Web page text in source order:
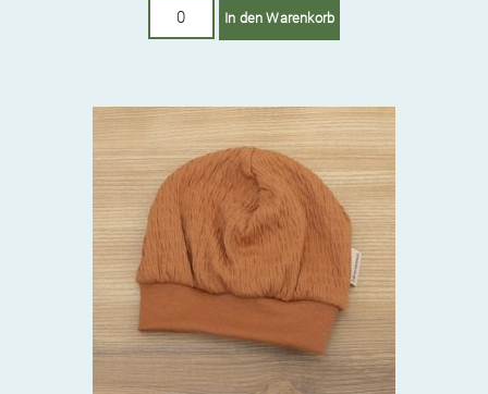
Grün
In den Warenkorb